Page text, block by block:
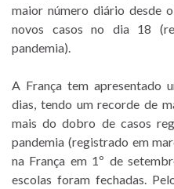
maior número diário desde
novos casos no dia 18
pandemia).
A França tem apresentado
dias, tendo um recorde de
mais do dobro de casos
pandemia (registrado em
na França em 1º de
escolas foram fechadas.